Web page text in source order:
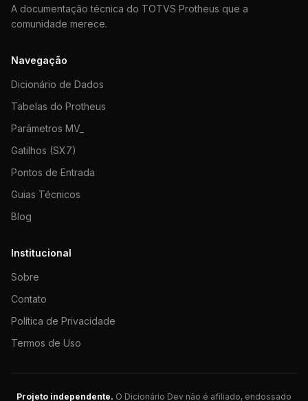
A documentação técnica do TOTVS Protheus que a
comunidade merece.
Navegação
Dicionário de Dados
Tabelas do Protheus
Parâmetros MV_
Gatilhos (SX7)
Pontos de Entrada
Guias Técnicos
Blog
Institucional
Sobre
Contato
Política de Privacidade
Termos de Uso
Projeto independente. O Dicionário Dev não é afiliado, endossado